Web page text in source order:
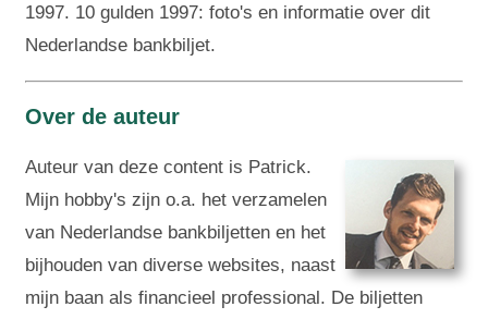
1997. 10 gulden 1997: foto's en informatie over dit
Nederlandse bankbiljet.
Over de auteur
Auteur van deze content is Patrick.
Mijn hobby's zijn o.a. het verzamelen
van Nederlandse bankbiljetten en het
bijhouden van diverse websites, naast
mijn baan als financieel professional. De biljetten